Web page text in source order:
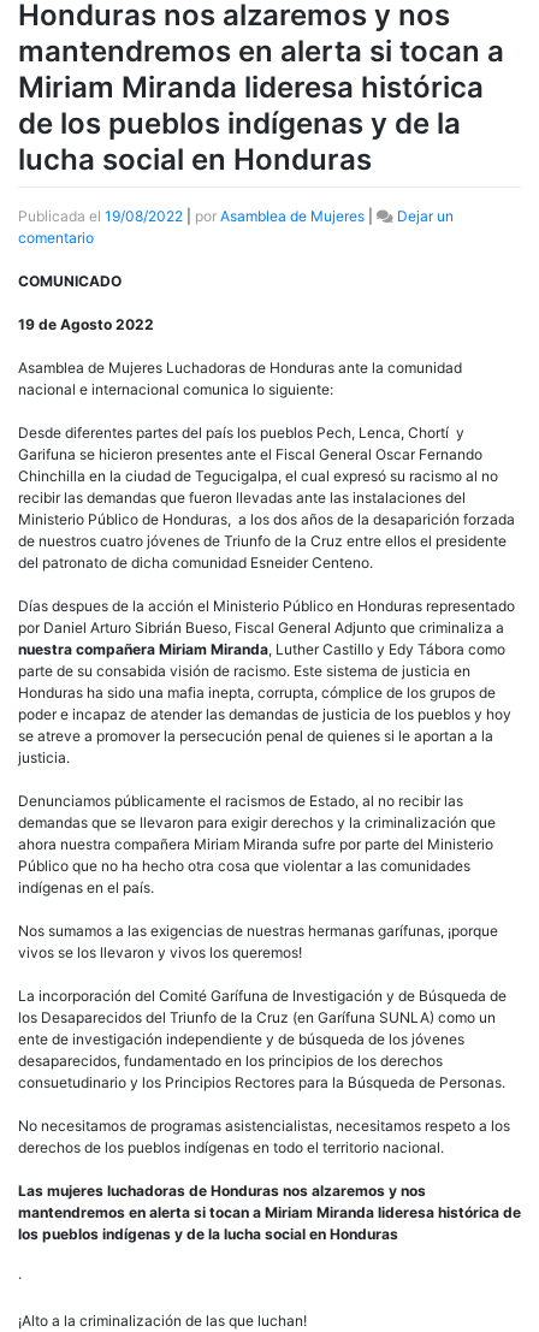
Honduras nos alzaremos y nos
mantendremos en alerta si tocan a
Miriam Miranda lideresa histórica
de los pueblos indígenas y de la
lucha social en Honduras
Publicada el 19/08/2022 por Asamblea de Mujeres
Dejar un
comentarioen
mujeres
de
nos
alzaremos
nos
mantendremos
en
alerta
si
tocan
a
Miranda
lideresa
histórica
de
los
pueblos
indígenas
la
lucha
social
en
Honduras
COMUNICADO
19 de Agosto 2022
Asamblea de Mujeres Luchadoras de Honduras ante la comunidad
nacional e internacional comunica lo siguiente:
Desde diferentes partes del país los pueblos Pech, Lenca, Chortí y
Garifuna se hicieron presentes ante el Fiscal General Oscar Fernando
Chinchilla en la ciudad de Tegucigalpa, el cual expresó su racismo al no
recibir las demandas que fueron llevadas ante las instalaciones del
Ministerio Público de Honduras, a los dos años de la desaparición forzada
de nuestros cuatro jóvenes de Triunfo de la Cruz entre ellos el presidente
del patronato de dicha comunidad Esneider Centeno.
Días despues de la acción el Ministerio Público en Honduras representado
por Daniel Arturo Sibrián Bueso, Fiscal General Adjunto que criminaliza a
nuestra compañera Miriam Miranda, Luther Castillo y Edy Tábora como
parte de su consabida visión de racismo. Este sistema de justicia en
Honduras ha sido una mafia inepta, corrupta, cómplice de los grupos de
poder e incapaz de atender las demandas de justicia de los pueblos y hoy
se atreve a promover la persecución penal de quienes si le aportan a la
justicia.
Denunciamos públicamente el racismos de Estado, al no recibir las
demandas que se llevaron para exigir derechos y la criminalización que
ahora nuestra compañera Miriam Miranda sufre por parte del Ministerio
Público que no ha hecho otra cosa que violentar a las comunidades
indígenas en el país.
Nos sumamos a las exigencias de nuestras hermanas garífunas, ¡porque
vivos se los llevaron y vivos los queremos!
La incorporación del Comité Garífuna de Investigación y de Búsqueda de
los Desaparecidos del Triunfo de la Cruz (en Garífuna SUNLA) como un
ente de investigación independiente y de búsqueda de los jóvenes
desaparecidos, fundamentado en los principios de los derechos
consuetudinario y los Principios Rectores para la Búsqueda de Personas.
No necesitamos de programas asistencialistas, necesitamos respeto a los
derechos de los pueblos indígenas en todo el territorio nacional.
Las mujeres luchadoras de Honduras nos alzaremos y nos
mantendremos en alerta si tocan a Miriam Miranda lideresa histórica de
los pueblos indígenas y de la lucha social en Honduras
·
¡Alto a la criminalización de las que luchan!